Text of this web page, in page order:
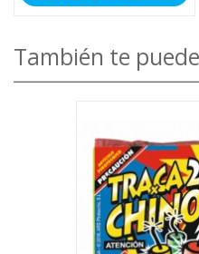
También te